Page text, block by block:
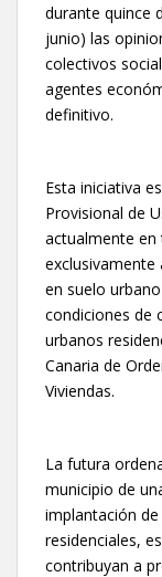
durante quince
junio) las
colectivos
agentes
definitivo.
Esta iniciativa
Provisional de
actualmente en
exclusivamente
en suelo
condiciones de
urbanos
Canaria de
Viviendas.
La futura
municipio de
implantación
residenciales,
contribuyan a